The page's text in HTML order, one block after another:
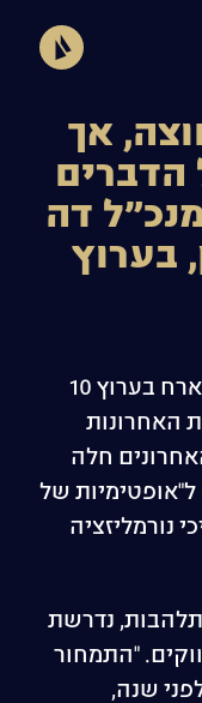
אך
הדברים
דה
בערוץ
גיל קורן, מנכ"ל The Service, התארח בערוץ 10
האחרונות
חלה
של
נורמליזציה
נדרשת
"התמחור
שנה,